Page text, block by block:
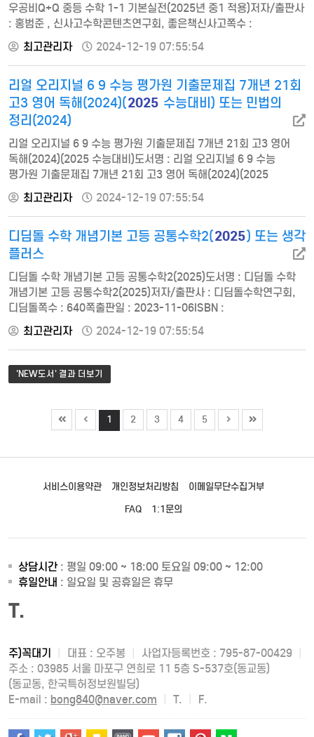
우공비Q+Q 중등 수학 1-1 기본실전(2025년 중1 적용)저자/출판사
: 홍범준 , 신사고수학콘텐츠연구회, 좋은책신사고쪽수 :
288쪽출판일 : 2023-11-06ISBN : 9788928347155정가 :
18000"Ⅰ. 수와 연산01 소인수분해02 정수와 유리수03 유리수의
계산Ⅱ. 방정식04 문자의 사용과 식05 일차방정식의 풀이06
일차방정식의 활용Ⅲ. 그래프와 비례07 좌표평면과 그래프08
정비례와 반비례" 누군가의 특별함을…
최고관리자 2024-12-19 07:55:54
리얼 오리지널 6 9 수능 평가원 기출문제집 7개년 21회
고3 영어 독해(2024)(2025 수능대비) 또는 민법의
정리(2024)
리얼 오리지널 6 9 수능 평가원 기출문제집 7개년 21회 고3 영어
독해(2024)(2025 수능대비)도서명 : 리얼 오리지널 6 9 수능
평가원 기출문제집 7개년 21회 고3 영어 독해(2024)(2025
수능대비)저자/출판사 : 입시플라이 편집부, 입시플라이쪽수 :
456쪽출판일 : 2023-11-22ISBN : 9788968983344정가 :
17000Ⅰ. [6월] 모의평가▶ 01회 2024학년도 6월 모의평가-
Voca List- 어휘 Review Test▶ 02회 2023학년도 6월 모의평가-
Voca List- 어휘 R…
최고관리자 2024-12-19 07:55:54
디딤돌 수학 개념기본 고등 공통수학2(2025) 또는 생각
플러스
디딤돌 수학 개념기본 고등 공통수학2(2025)도서명 : 디딤돌 수학
개념기본 고등 공통수학2(2025)저자/출판사 : 디딤돌수학연구회,
디딤돌쪽수 : 640쪽출판일 : 2023-11-06ISBN :
9788926163870정가 : 21000Ⅰ.도형의 방정식1.평면좌표2.
직선의 방정식3.원의 방정식4.도형의 이동Ⅱ.집합과 명제5.집합의
뜻과 표현6.집합의 연산7.명제8.명제의 역과 대우Ⅲ.함수9.함수10.
합성함수와 역함수11.유리식과 유리함수12.무리식과 무리함수
생각 플러스도서명 : 생각 플러스저자/출판사 : 김민지,장일상…
최고관리자 2024-12-19 07:55:54
'NEW도서' 결과 더보기
1 2 3 4 5
서비스이용약관 개인정보처리방침
이메일무단수집거부
FAQ
1:1문의
상담시간: 평일 09:00 ~ 18:00 토요일 09:00 ~ 12:00
휴일안내 : 일요일 및 공휴일은 휴무
T.
주)꼭대기 대표 : 오주봉 사업자등록번호 : 795-87-00429
주소 : 03985 서울 마포구 연희로 11 5층 S-537호(동교동)
(동교동, 한국특허정보원빌딩)
E-mail : bong840@naver.com T. F.